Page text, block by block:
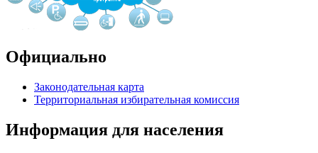
Официально
Законодательная карта
Территориальная избирательная комиссия
Информация для населения